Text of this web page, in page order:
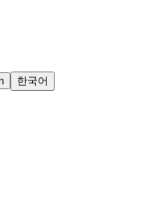
한국어